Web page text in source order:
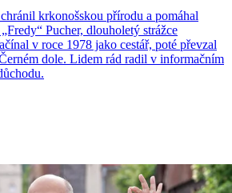
krkonošskou přírodu a pomáhal
Pucher, dlouholetý strážce
v roce 1978 jako cestář, poté převzal
dole. Lidem rád radil v informačním